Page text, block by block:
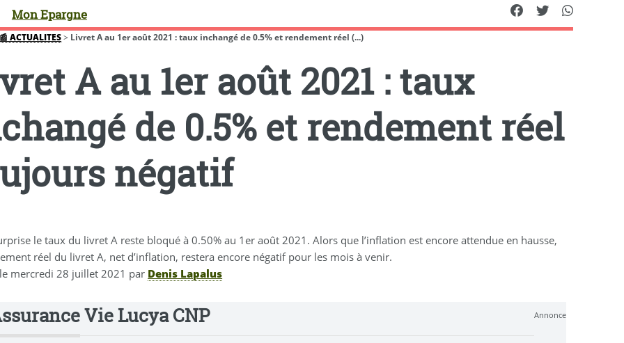
Mon Epargne
📰 ACTUALITES> Livret A au 1er août 2021 : taux inchangé de 0.5% et rendement réel (...)
A au 1er août 2021 : taux
de 0.5% et rendement réel
négatif
le taux du livret A reste bloqué à 0.50% au 1er août 2021. Alors que l’inflation est encore attendue en hausse,
réel du livret A, net d’inflation, restera encore négatif pour les mois à venir.
mercredi 28 juillet 2021 par Denis Lapalus
Annonce
Vie Lucya CNP